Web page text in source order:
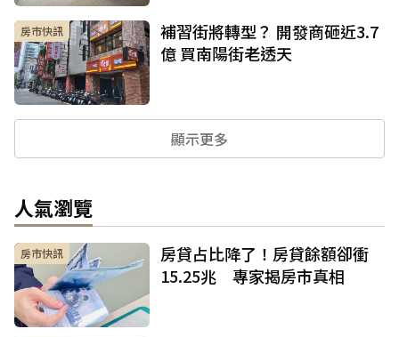
房市快訊
補習街將轉型？ 開發商砸近3.7
億 買南陽街老透天
顯示更多
人氣瀏覽
房市快訊
房貸占比降了！房貸餘額卻衝
15.25兆 專家揭房市真相